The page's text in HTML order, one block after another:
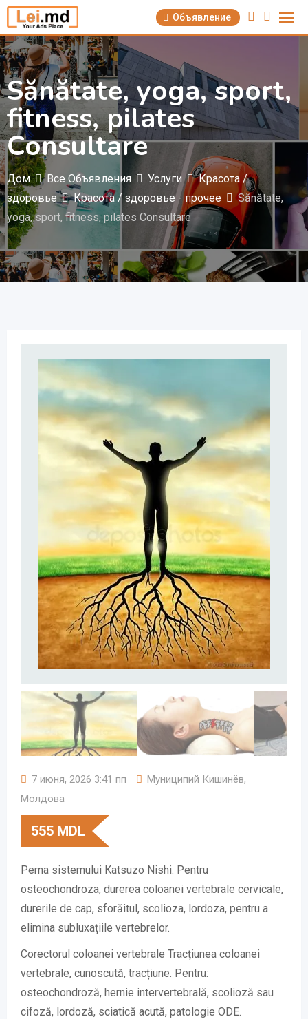
Перейти
содержимому
Объявление
Sănătate, yoga, sport,
fitness, pilates
Consultare
Дом Все Объявления Услуги
Красота /
здоровье
Красота / здоровье - прочее
Sănătate,
yoga, sport, fitness, pilates Consultare
7 июня, 2026 3:41 пп Муниципий Кишинёв,
Молдова
555 MDL
Perna sistemului Katsuzo Nishi. Pentru
osteochondroza, durerea coloanei vertebrale cervicale,
durerile de cap, sforăitul, scolioza, lordoza, pentru a
elimina subluxațiile vertebrelor.
Corectorul coloanei vertebrale Tracțiunea coloanei
vertebrale, cunoscută, tracțiune. Pentru:
osteochondroză, hernie intervertebrală, scolioză sau
cifoză, lordoză, sciatică acută, patologie ODE.